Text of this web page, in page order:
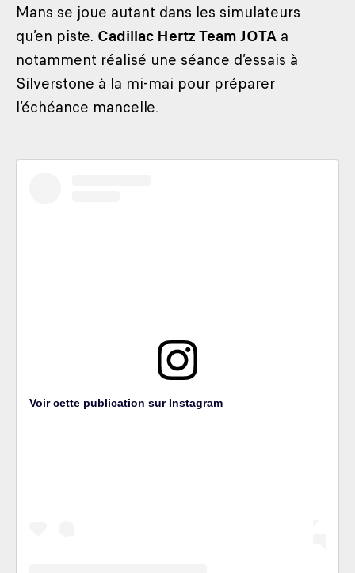
Mans se joue autant dans les simulateurs
qu’en piste. Cadillac Hertz Team JOTA a
notamment réalisé une séance d’essais à
Silverstone à la mi-mai pour préparer
l’échéance mancelle.
Voir cette publication sur Instagram